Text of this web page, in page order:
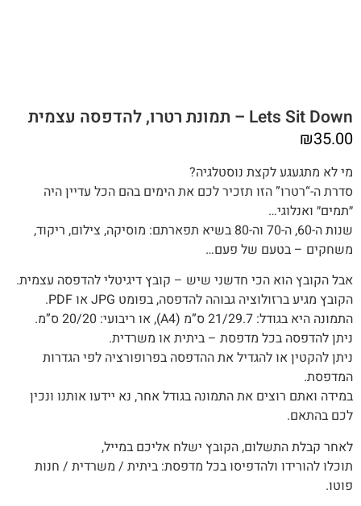
Lets Sit Down – תמונת רטרו, להדפסה עצמית
₪35.00
מי לא מתגעגע לקצת נוסטלגיה?
סדרת ה-“רטרו” הזו תזכיר לכם את הימים בהם הכל עדיין היה
״תמים״ ואנלוגי…
שנות ה-60, ה-70 וה-80 בשיא תפארתם: מוסיקה, צילום, ריקוד,
משחקים – בטעם של פעם…
אבל הקובץ הוא הכי חדשני שיש – קובץ דיגיטלי להדפסה עצמית.
הקובץ מגיע ברזולוציה גבוהה להדפסה, בפומט JPG או PDF.
התמונה היא בגודל: 21/29.7 ס”מ (A4), או ריבועי: 20/20 ס”מ.
ניתן להדפסה בכל מדפסת – ביתית או משרדית.
ניתן להקטין או להגדיל את ההדפסה בפרופורציה לפי הגדרות
המדפסת.
במידה ואתם רוצים את התמונה בגודל אחר, נא יידעו אותנו ונכין
לכם בהתאם.
לאחר קבלת התשלום, הקובץ ישלח אליכם במייל,
תוכלו להורידו ולהדפיסו בכל מדפסת: ביתית / משרדית / חנות
פוטו.